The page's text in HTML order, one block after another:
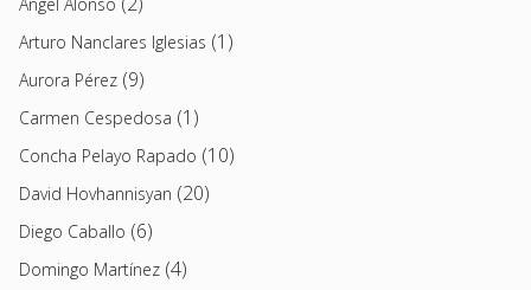
Arturo Nanclares Iglesias (1)
Aurora Pérez (9)
Carmen Cespedosa (1)
Concha Pelayo Rapado (10)
David Hovhannisyan (20)
Diego Caballo (6)
Domingo Martínez (4)